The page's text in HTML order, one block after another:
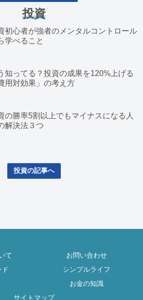
投資
初心者が強者のメンタルコントロール
学べること
知ってる？投資の成果を120%上げる
用対効果」の考え方
の勝率5割以上でもマイナスになる人
解決法３つ
投資の記事へ
て
お問い合わせ
シンプルライフ
お金の知識
サイトマップ